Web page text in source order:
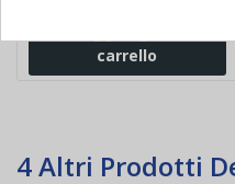
carrello
4 Altri Prodotti